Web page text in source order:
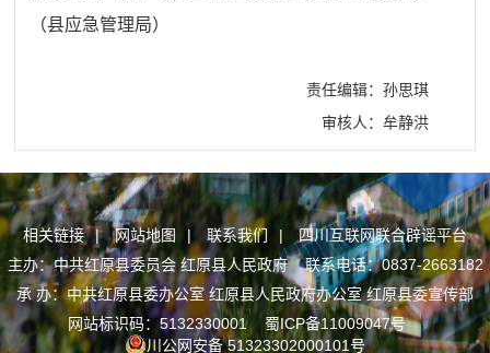
（县应急管理局）
责任编辑：孙思琪
审核人：牟静洪
相关链接 | 网站地图 | 联系我们 |
四川互联网联合辟谣平台
主办：中共红原县委员会 红原县人民政府 联系电话：0837-2663182
承 办：中共红原县委办公室 红原县人民政府办公室 红原县委宣传部
网站标识码：5132330001 蜀ICP备11009047号
川公网安备 51323302000101号